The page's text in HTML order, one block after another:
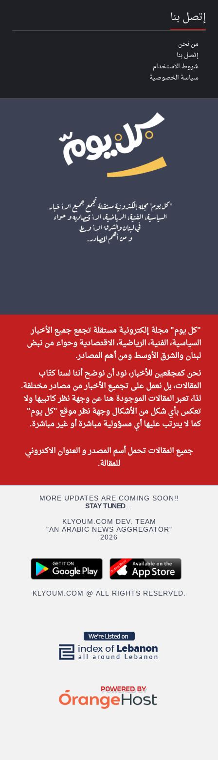
إتصل بنا
من نحن
إتصل بنا
شروط الاستخدام
سياسة الخصوصية
"كل يوم" مجلة إلكترونية مستقلة تجمع جميع الأخبار
السياسية، الفنية، الرياضية، الاقتصادية وحواء من نبض
لبنان والشرق الأوسط ومن أهم المصادر.
نحن كمجمّعين للأخبار، نود أن نوضح أننا لسنا كتّاب
المقالات، بل نعمل على تجميع الأخبار من مصادر مختلفة.
لذا، تعبر المقالات الموجودة هنا عن وجهة نظر كاتبيها ولا
تعكس بأي شكل من الأشكال وجهة نظر موقع "كل يوم"
كما لا يترتب عليها أي مسؤولية مباشرة أو غير مباشرة.
جميع المقالات تحمل أسم المصدر و العنوان الاكتروني
للمقالة.
MORE UPDATES ARE COMING SOON!!
STAY TUNED...
KLYOUM.COM DEV. TEAM
"AN ARABIC NEWS AGGREGATOR"
2026
KLYOUM.COM @ ALL RIGHTS RESERVED.